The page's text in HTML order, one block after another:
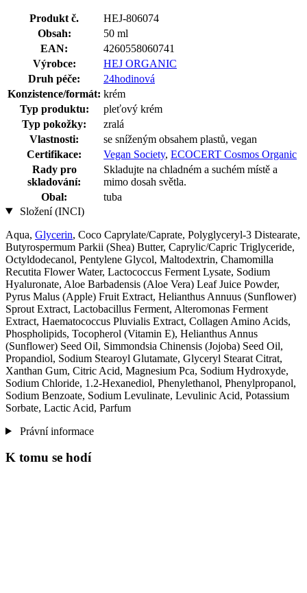
Produkt č.
HEJ-806074
Obsah:
50 ml
EAN:
4260558060741
Výrobce:
HEJ ORGANIC
Druh péče:
24hodinová
Konzistence/formát: krém
Typ produktu:
pleťový krém
Typ pokožky:
zralá
Vlastnosti:
se sníženým obsahem plastů, vegan
Certifikace:
Vegan Society, ECOCERT Cosmos Organic
Rady pro
skladování:
Skladujte na chladném a suchém místě a
mimo dosah světla.
Obal:
tuba
Složení (INCI)
Aqua, Glycerin, Coco Caprylate/Caprate, Polyglyceryl-3 Distearate,
Butyrospermum Parkii (Shea) Butter, Caprylic/Capric Triglyceride,
Octyldodecanol, Pentylene Glycol, Maltodextrin, Chamomilla
Recutita Flower Water, Lactococcus Ferment Lysate, Sodium
Hyaluronate, Aloe Barbadensis (Aloe Vera) Leaf Juice Powder,
Pyrus Malus (Apple) Fruit Extract, Helianthus Annuus (Sunflower)
Sprout Extract, Lactobacillus Ferment, Alteromonas Ferment
Extract, Haematococcus Pluvialis Extract, Collagen Amino Acids,
Phospholipids, Tocopherol (Vitamin E), Helianthus Annus
(Sunflower) Seed Oil, Simmondsia Chinensis (Jojoba) Seed Oil,
Propandiol, Sodium Stearoyl Glutamate, Glyceryl Stearat Citrat,
Xanthan Gum, Citric Acid, Magnesium Pca, Sodium Hydroxyde,
Sodium Chloride, 1.2-Hexanediol, Phenylethanol, Phenylpropanol,
Sodium Benzoate, Sodium Levulinate, Levulinic Acid, Potassium
Sorbate, Lactic Acid, Parfum
Právní informace
K tomu se hodí